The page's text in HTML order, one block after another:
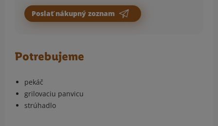
Poslať nákupný zoznam
Potrebujeme
pekáč
grilovaciu panvicu
strúhadlo